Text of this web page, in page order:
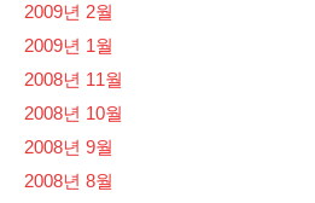
2009년 2월
2009년 1월
2008년 11월
2008년 10월
2008년 9월
2008년 8월